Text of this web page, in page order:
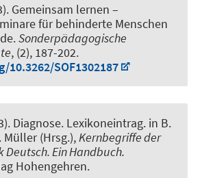
Gemeinsam lernen –
für behinderte Menschen
.Sonderpädagogische
, (2), 187-202.
SOF1302187
Diagnose. Lexikoneintrag. in B.
Müller (Hrsg.),Kernbegriffe der
Ein Handbuch.
Hohengehren.